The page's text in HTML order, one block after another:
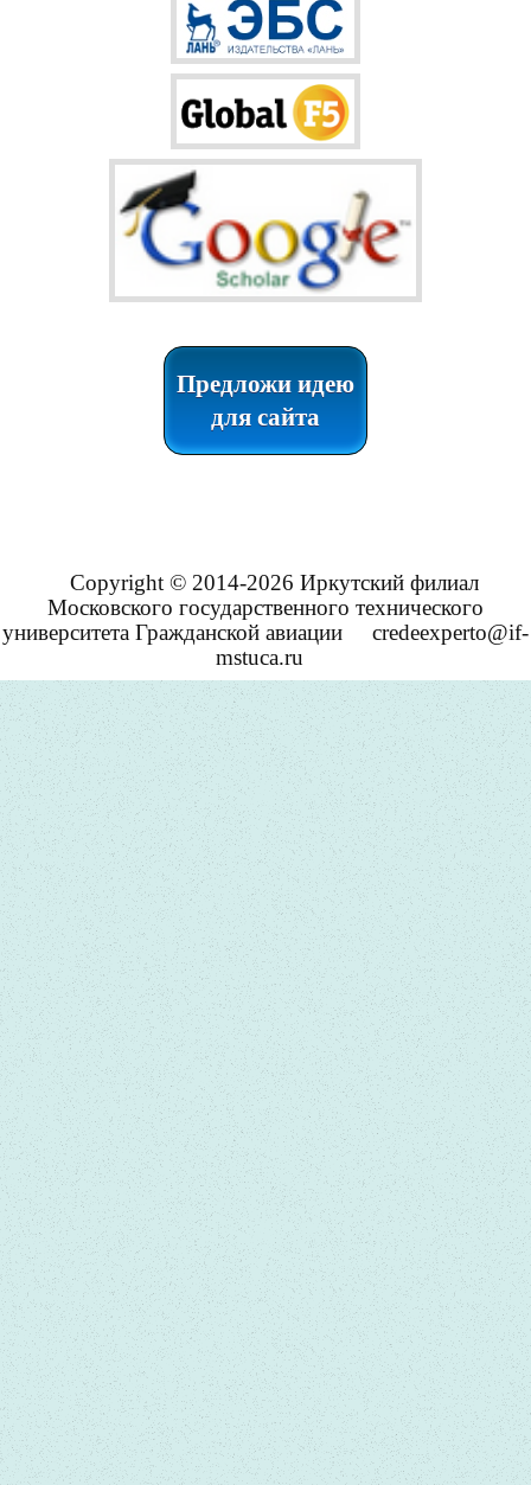
Предложи идею
для сайта
Copyright © 2014-2026 Иркутский филиал
Московского государственного технического
университета Гражданской авиации
credeexperto@if-
mstuca.ru